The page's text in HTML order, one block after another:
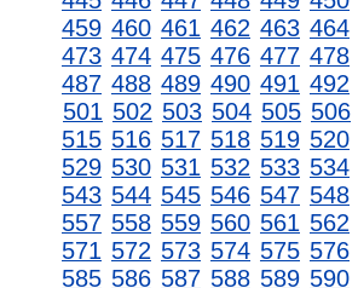
459 460 461 462 463 464
473 474 475 476 477 478
487 488 489 490 491 492
501 502 503 504 505 506
515 516 517 518 519 520
529 530 531 532 533 534
543 544 545 546 547 548
557 558 559 560 561 562
571 572 573 574 575 576
585 586 587 588 589 590